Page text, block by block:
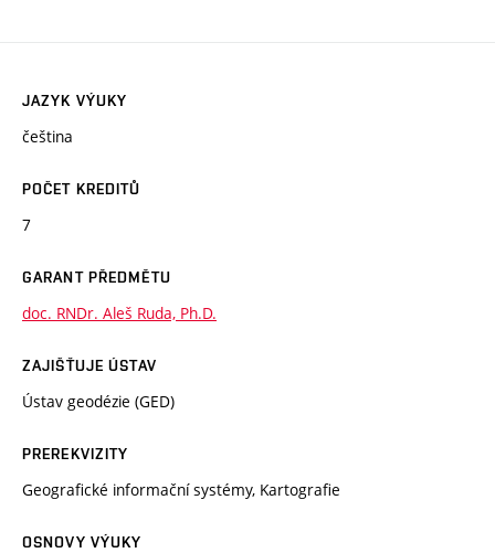
JAZYK VÝUKY
čeština
POČET KREDITŮ
7
GARANT PŘEDMĚTU
doc. RNDr. Aleš Ruda, Ph.D.
ZAJIŠŤUJE ÚSTAV
Ústav geodézie (GED)
PREREKVIZITY
Geografické informační systémy, Kartografie
OSNOVY VÝUKY